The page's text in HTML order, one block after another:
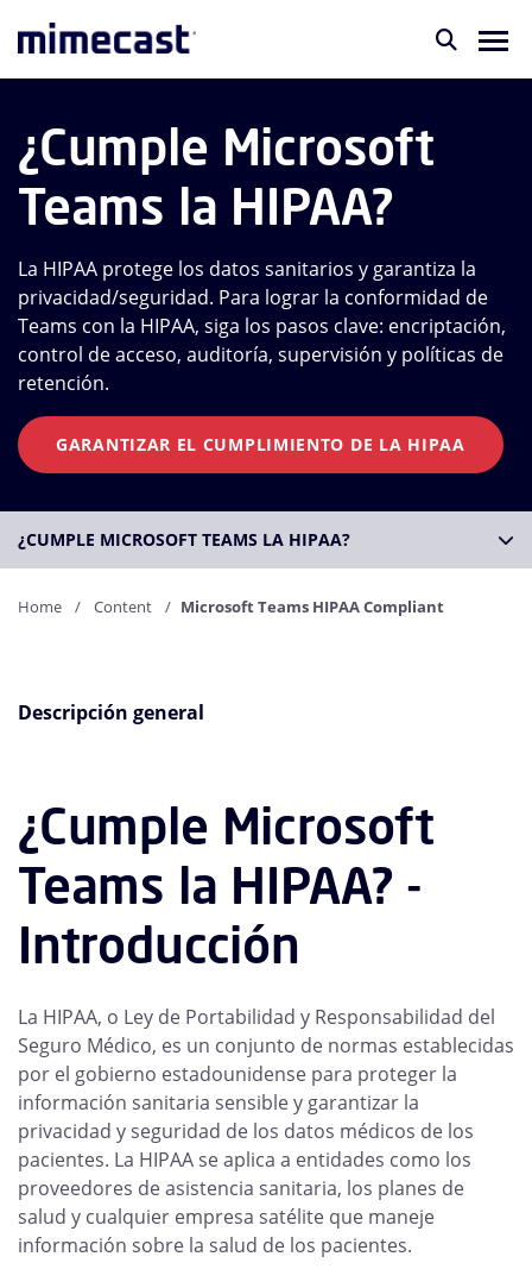
¿Cumple Microsoft
Teams la HIPAA?
La HIPAA protege los datos sanitarios y garantiza la
privacidad/seguridad. Para lograr la conformidad de
Teams con la HIPAA, siga los pasos clave: encriptación,
control de acceso, auditoría, supervisión y políticas de
retención.
GARANTIZAR EL CUMPLIMIENTO DE LA HIPAA
¿CUMPLE MICROSOFT TEAMS LA HIPAA?
Home Content Microsoft Teams HIPAA Compliant
Descripción general
¿Cumple Microsoft
Teams la HIPAA? -
Introducción
La HIPAA, o Ley de Portabilidad y Responsabilidad del
Seguro Médico, es un conjunto de normas establecidas
por el gobierno estadounidense para proteger la
información sanitaria sensible y garantizar la
privacidad y seguridad de los datos médicos de los
pacientes. La HIPAA se aplica a entidades como los
proveedores de asistencia sanitaria, los planes de
salud y cualquier empresa satélite que maneje
información sobre la salud de los pacientes.